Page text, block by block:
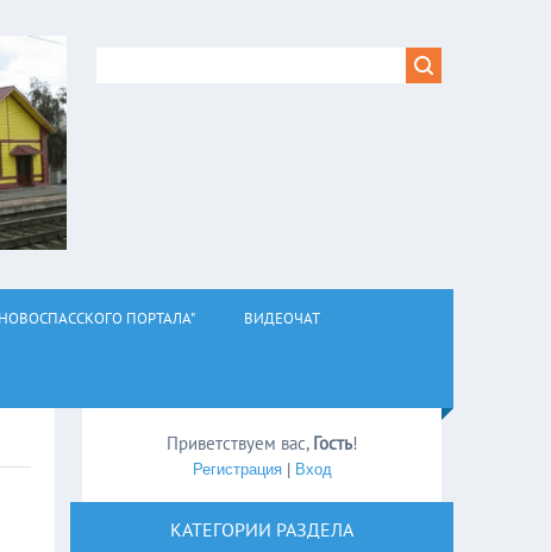
ПОРТАЛА" ВИДЕОЧАТ
Приветствуем вас, Гость!
Регистрация| Вход
КАТЕГОРИИ РАЗДЕЛА